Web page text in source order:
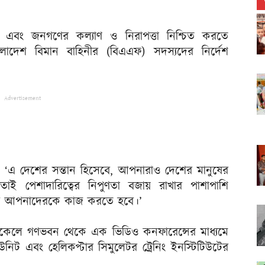
এবং জনগণের কল্যাণ ও নিরাপত্তা নিশ্চিত করতে
বিমান বাহিনীর (বিএএফ) সদস্যদের নির্দেশ
Advertisement
‘এ দেশের সন্তান হিসেবে, আপনারাও দেশের মানুষের
পেশাদারিত্বের নিপুণতা বজায় রাখার পাশাপাশি
আপনাদেরকে কাজ করতে হবে।’
গণভবন থেকে এক ভিডিও কনফারেন্সের মাধ্যমে
এবং হেলিকপ্টার সিমুলেটর ট্রেনিং ইনস্টিটিউটের